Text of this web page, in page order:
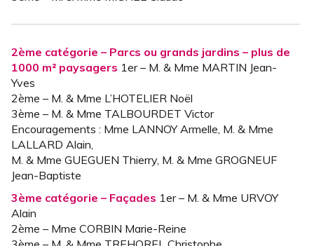
2ème catégorie – Parcs ou grands jardins – plus de
1000 m² paysagers 1er – M. & Mme MARTIN Jean-
Yves
2ème – M. & Mme L’HOTELIER Noël
3ème – M. & Mme TALBOURDET Victor
Encouragements : Mme LANNOY Armelle, M. & Mme
LALLARD Alain,
M. & Mme GUEGUEN Thierry, M. & Mme GROGNEUF
Jean-Baptiste
3ème catégorie – Façades 1er – M. & Mme URVOY
Alain
2ème – Mme CORBIN Marie-Reine